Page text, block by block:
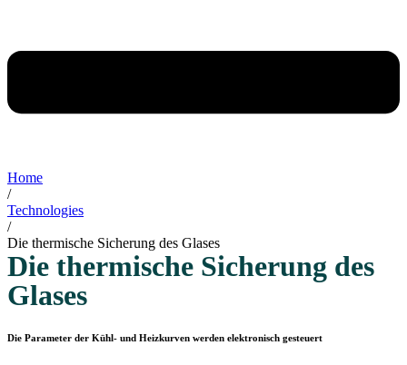
Home
/
Technologies
/
Die thermische Sicherung des Glases
Die thermische Sicherung des
Glases
Die Parameter der Kühl- und Heizkurven werden elektronisch gesteuert